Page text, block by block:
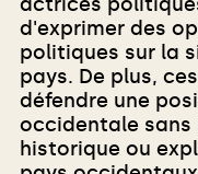
d'exprimer des
politiques sur la
pays. De plus,
défendre une
occidentale sans
historique ou